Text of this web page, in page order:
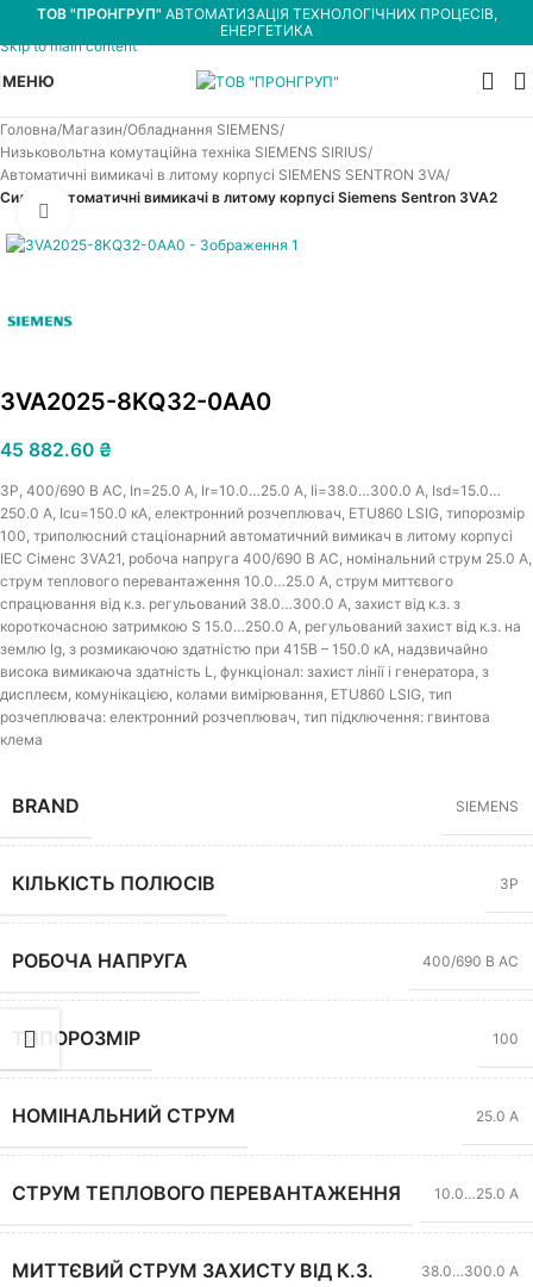
Skip to navigation
Skip to main content
ТОВ "ПРОНГРУП" АВТОМАТИЗАЦІЯ ТЕХНОЛОГІЧНИХ ПРОЦЕСІВ,
ЕНЕРГЕТИКА
МЕНЮ
Головна Магазин Обладнання SIEMENS
Низьковольтна комутаційна техніка SIEMENS SIRIUS
Автоматичні вимикачі в литому корпусі SIEMENS SENTRON 3VA
Силові автоматичні вимикачі в литому корпусі Siemens Sentron 3VA2
3VA2025-8KQ32-0AA0
45 882.60 ₴
3P, 400/690 В АС, In=25.0 A, Ir=10.0…25.0 A, Iі=38.0…300.0 A, Isd=15.0…
250.0 A, Icu=150.0 кА, електронний розчеплювач, ETU860 LSIG, типорозмір
100, триполюсний стаціонарний автоматичний вимикач в литому корпусі
IEC Сіменс 3VA21, робоча напруга 400/690 В АС, номінальний струм 25.0 A,
струм теплового перевантаження 10.0…25.0 A, струм миттєвого
спрацювання від к.з. регульований 38.0…300.0 A, захист від к.з. з
короткочасною затримкою S 15.0…250.0 A, регульований захист від к.з. на
землю Ig, з розмикаючою здатністю при 415В – 150.0 кА, надзвичайно
висока вимикаюча здатність L, функціонал: захист лінії і генератора, з
дисплеєм, комунікацією, колами вимірювання, ETU860 LSIG, тип
розчеплювача: електронний розчеплювач, тип підключення: гвинтова
клема
BRAND SIEMENS
КІЛЬКІСТЬ ПОЛЮСІВ 3P
РОБОЧА НАПРУГА 400/690 В AC
ТИПОРОЗМІР 100
НОМІНАЛЬНИЙ СТРУМ 25.0 А
СТРУМ ТЕПЛОВОГО ПЕРЕВАНТАЖЕННЯ 10.0…25.0 А
МИТТЄВИЙ СТРУМ ЗАХИСТУ ВІД К.З. 38.0…300.0 А